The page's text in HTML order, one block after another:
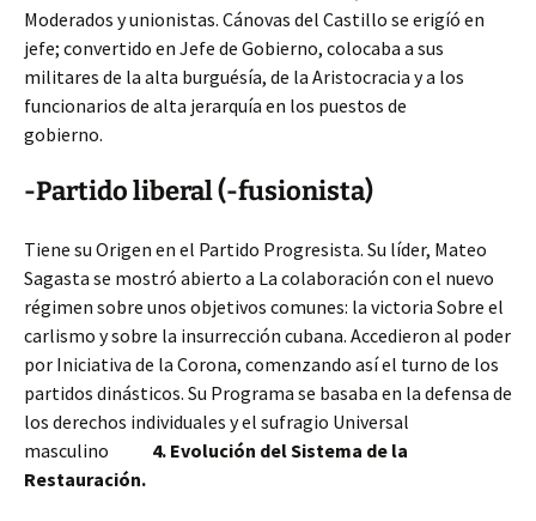
Moderados y unionistas. Cánovas del Castillo se erigíó en
jefe; convertido en Jefe de Gobierno, colocaba a sus
militares de la alta burguésía, de la Aristocracia y a los
funcionarios de alta jerarquía en los puestos de
gobierno.
-Partido liberal (-fusionista)
Tiene su Origen en el Partido Progresista. Su líder, Mateo
Sagasta se mostró abierto a La colaboración con el nuevo
régimen sobre unos objetivos comunes: la victoria Sobre el
carlismo y sobre la insurrección cubana. Accedieron al poder
por Iniciativa de la Corona, comenzando así el turno de los
partidos dinásticos. Su Programa se basaba en la defensa de
los derechos individuales y el sufragio Universal
masculino 4. Evolución del Sistema de la
Restauración.